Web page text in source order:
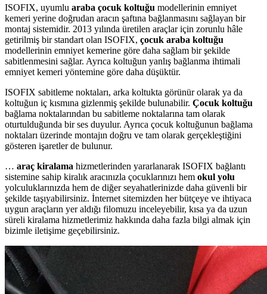
ISOFIX, uyumlu araba çocuk koltuğu modellerinin emniyet
kemeri yerine doğrudan aracın şaftına bağlanmasını sağlayan bir
montaj sistemidir. 2013 yılında üretilen araçlar için zorunlu hâle
getirilmiş bir standart olan ISOFIX, çocuk araba koltuğu
modellerinin emniyet kemerine göre daha sağlam bir şekilde
sabitlenmesini sağlar. Ayrıca koltuğun yanlış bağlanma ihtimali
emniyet kemeri yöntemine göre daha düşüktür.
ISOFIX sabitleme noktaları, arka koltukta görünür olarak ya da
koltuğun iç kısmına gizlenmiş şekilde bulunabilir. Çocuk koltuğu
bağlama noktalarından bu sabitleme noktalarına tam olarak
oturtulduğunda bir ses duyulur. Ayrıca çocuk koltuğunun bağlama
noktaları üzerinde montajın doğru ve tam olarak gerçekleştiğini
gösteren işaretler de bulunur.
… araç kiralama hizmetlerinden yararlanarak ISOFIX bağlantı
sistemine sahip kiralık aracınızla çocuklarınızı hem okul yolu
yolculuklarınızda hem de diğer seyahatlerinizde daha güvenli bir
şekilde taşıyabilirsiniz. İnternet sitemizden her bütçeye ve ihtiyaca
uygun araçların yer aldığı filomuzu inceleyebilir, kısa ya da uzun
süreli kiralama hizmetlerimiz hakkında daha fazla bilgi almak için
bizimle iletişime geçebilirsiniz.